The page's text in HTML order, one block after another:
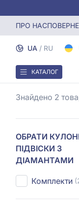
ПРО НАС
UA / RU
КАТАЛОГ
Головна Кулони,
Знайдено 2
ОБРАТИ
ПІДВІСКИ З
ДІАМАНТАМИ
Комплекти